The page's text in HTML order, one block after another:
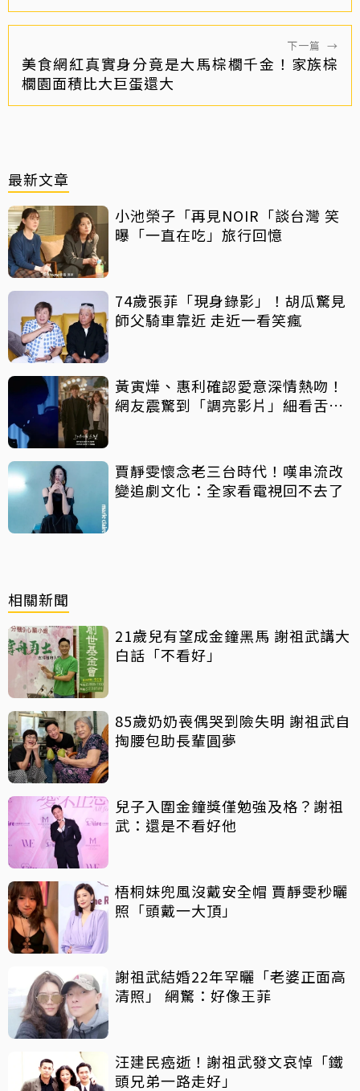
下一篇 →
美食網紅真實身分竟是大馬棕櫚千金！家族棕
櫚園面積比大巨蛋還大
最新文章
小池榮子「再見NOIR「談台灣 笑
曝「一直在吃」旅行回憶
74歲張菲「現身錄影」！胡瓜驚見
師父騎車靠近 走近一看笑瘋
黃寅燁、惠利確認愛意深情熱吻！
網友震驚到「調亮影片」細看舌吻
賈靜雯懷念老三台時代！嘆串流改
變追劇文化：全家看電視回不去了
相關新聞
21歲兒有望成金鐘黑馬 謝祖武講大
白話「不看好」
85歲奶奶喪偶哭到險失明 謝祖武自
掏腰包助長輩圓夢
兒子入圍金鐘獎僅勉強及格？謝祖
武：還是不看好他
梧桐妹兜風沒戴安全帽 賈靜雯秒曬
照「頭戴一大頂」
謝祖武結婚22年罕曬「老婆正面高
清照」 網驚：好像王菲
汪建民癌逝！謝祖武發文哀悼「鐵
頭兄弟一路走好」